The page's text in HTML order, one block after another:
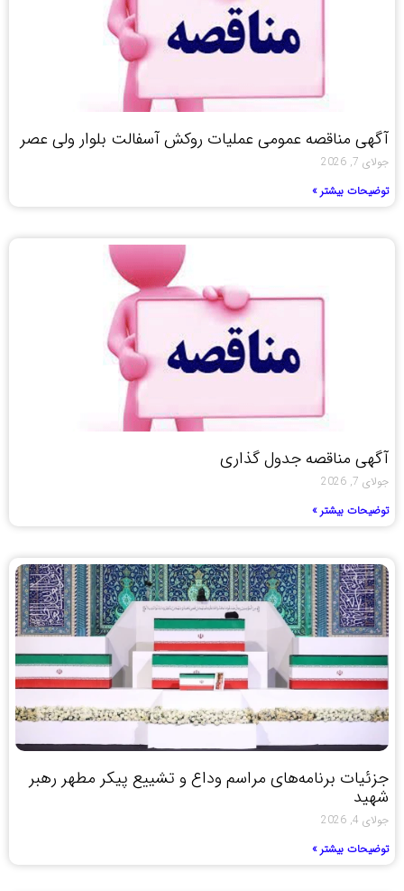
آگهی مناقصه عمومی عملیات روکش آسفالت بلوار ولی عصر
جولای 7, 2026
توضیحات بیشتر »
آگهی مناقصه جدول گذاری
جولای 7, 2026
توضیحات بیشتر »
جزئیات برنامه‌های مراسم وداع و تشییع پیکر مطهر رهبر
شهید
جولای 4, 2026
توضیحات بیشتر »